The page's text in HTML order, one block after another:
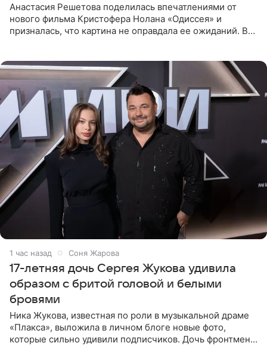
Анастасия Решетова поделилась впечатлениями от
нового фильма Кристофера Нолана «Одиссея» и
призналась, что картина не оправдала ее ожиданий. В
1 час назад Соня Жарова
17-летняя дочь Сергея Жукова удивила
образом с бритой головой и белыми
бровями
Ника Жукова, известная по роли в музыкальной драме
«Плакса», выложила в личном блоге новые фото,
которые сильно удивили подписчиков. Дочь фронтмена